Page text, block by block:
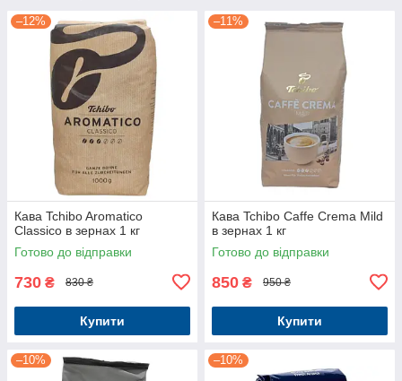
–12%
Кава Tchibo Aromatico
Classico в зернах 1 кг
Готово до відправки
730 ₴ 830 ₴
Купити
–11%
Кава Tchibo Caffe Crema Mild
в зернах 1 кг
Готово до відправки
850 ₴ 950 ₴
Купити
–10% –10%